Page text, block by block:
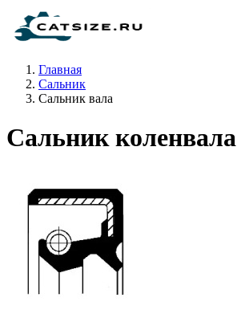
Главная
Сальник
Сальник вала
Сальник коленвала